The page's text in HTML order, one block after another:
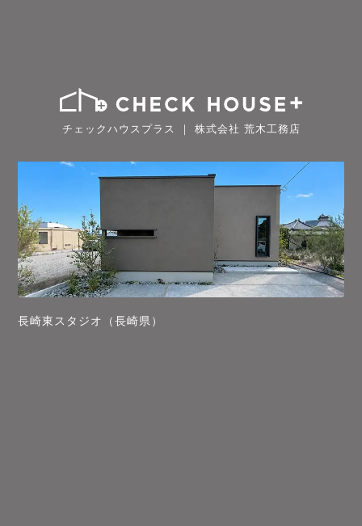
チェックハウスプラス ｜ 株式会社 荒木工務店
長崎東スタジオ（長崎県）